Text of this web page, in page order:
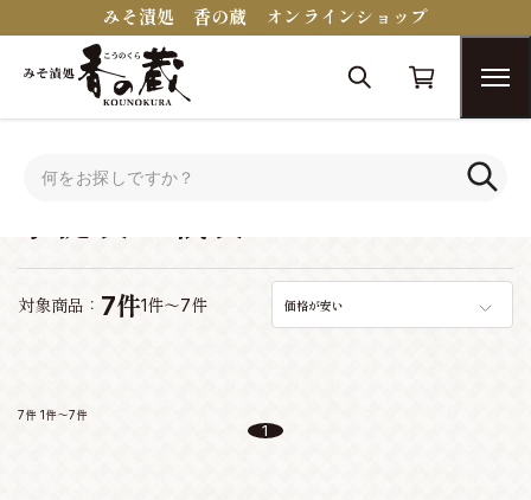
みそ漬処 香の蔵 オンラインショップ
対象商品： 7件1件～7件 価格が安い
7件 1件～7件
1